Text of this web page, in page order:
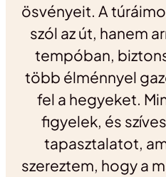
ösvényeit. A
szól az út, hanem
tempóban,
több élménnyel
fel a hegyeket.
figyelek, és
tapasztalatot,
szereztem, hogy a